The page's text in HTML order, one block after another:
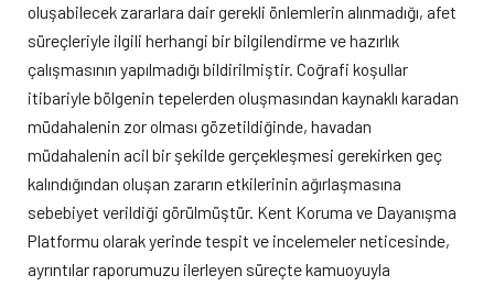
oluşabilecek zararlara dair gerekli önlemlerin alınmadığı, afet
süreçleriyle ilgili herhangi bir bilgilendirme ve hazırlık
çalışmasının yapılmadığı bildirilmiştir. Coğrafi koşullar
itibariyle bölgenin tepelerden oluşmasından kaynaklı karadan
müdahalenin zor olması gözetildiğinde, havadan
müdahalenin acil bir şekilde gerçekleşmesi gerekirken geç
kalındığından oluşan zararın etkilerinin ağırlaşmasına
sebebiyet verildiği görülmüştür. Kent Koruma ve Dayanışma
Platformu olarak yerinde tespit ve incelemeler neticesinde,
ayrıntılar raporumuzu ilerleyen süreçte kamuoyuyla